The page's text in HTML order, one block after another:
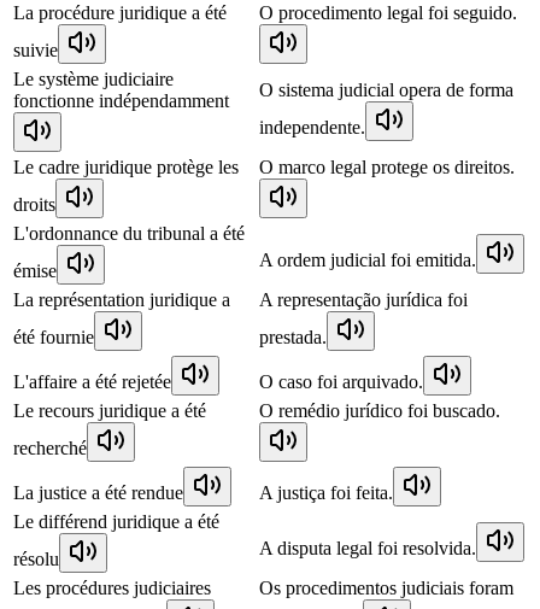
La procédure juridique a été
suivie
O procedimento legal foi seguido.
Le système judiciaire
fonctionne indépendamment
O sistema judicial opera de forma
independente.
Le cadre juridique protège les
droits
O marco legal protege os direitos.
L'ordonnance du tribunal a été
émise
A ordem judicial foi emitida.
La représentation juridique a
été fournie
A representação jurídica foi
prestada.
L'affaire a été rejetée
O caso foi arquivado.
Le recours juridique a été
recherché
O remédio jurídico foi buscado.
La justice a été rendue
A justiça foi feita.
Le différend juridique a été
résolu
A disputa legal foi resolvida.
Les procédures judiciaires
Os procedimentos judiciais foram